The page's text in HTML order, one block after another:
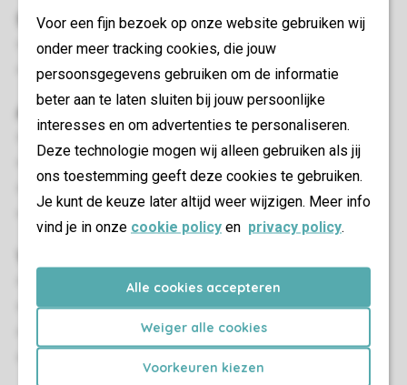
Voor een fijn bezoek op onze website gebruiken wij
onder meer tracking cookies, die jouw
persoonsgegevens gebruiken om de informatie
beter aan te laten sluiten bij jouw persoonlijke
interesses en om advertenties te personaliseren.
Deze technologie mogen wij alleen gebruiken als jij
ons toestemming geeft deze cookies te gebruiken.
Je kunt de keuze later altijd weer wijzigen. Meer info
vind je in onze cookie policy en privacy policy.
Alle cookies accepteren
Weiger alle cookies
Voorkeuren kiezen
Schlafzimmer
Schlafzimmer mit einem Boxspring-Doppelbett
Betten mit Bettdecke und Kopfkissen
Als Sonderwunsch buchbar: umzäunter Terrasse
Parken in der Nähe der Unterkunft
Essecke